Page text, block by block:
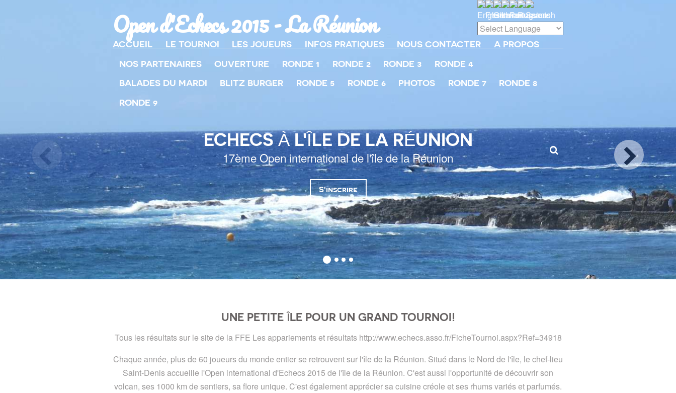
Open d'Echecs 2015 - La Réunion
ACCUEIL LE TOURNOI LES JOUEURS INFOS PRATIQUES NOUS CONTACTER
A PROPOS
NOS PARTENAIRES
OUVERTURE RONDE 1 RONDE 2 RONDE 3
RONDE 4
BALADES DU MARDI
BLITZ BURGER RONDE 5 RONDE 6 PHOTOS RONDE 7
RONDE 8
RONDE 9
ECHECS À L'ÎLE DE LA RÉUNION
17ème Open international de l'île de la Réunion
S'inscrire
UNE PETITE ÎLE POUR UN GRAND TOURNOI!
Tous les résultats sur le site de la FFE Les appariements et résultats http://www.echecs.asso.fr/FicheTournoi.aspx?Ref=34918
Chaque année, plus de 60 joueurs du monde entier se retrouvent sur l'île de la Réunion. Situé dans le Nord de l'île, le chef-lieu
Saint-Denis accueille l'Open international d'Echecs 2015 de l'île de la Réunion. C'est aussi l'opportunité de découvrir son
volcan, ses 1000 km de sentiers, sa flore unique. C'est également apprécier sa cuisine créole et ses rhums variés et parfumés.